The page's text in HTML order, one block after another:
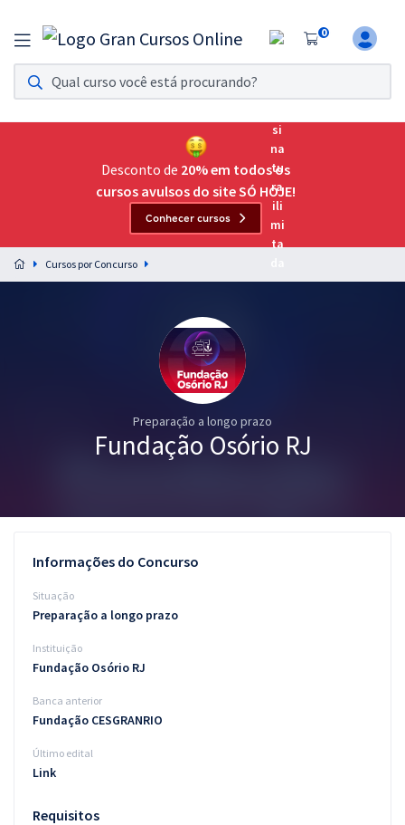
0
Assinatura Ilimitada 11
Acesso a todos os cursos. Teste grátis por 7 dias!
Assinatura OAB Até Passar
Acesso ilimitado a toda preparação para o Exame da
Preparação completa e intensiva para as principais
residências em saúde do Brasil
Questões grátis
Blog
Aprovados
Atendimento
Desconto de 20% em todos os
cursos avulsos do site SÓ HOJE!
Conhecer cursos
Cursos por Concurso
Preparação a longo prazo
Fundação Osório RJ
Informações do Concurso
Situação
Preparação a longo prazo
Instituição
Fundação Osório RJ
Banca anterior
Fundação CESGRANRIO
Último edital
Link
Requisitos